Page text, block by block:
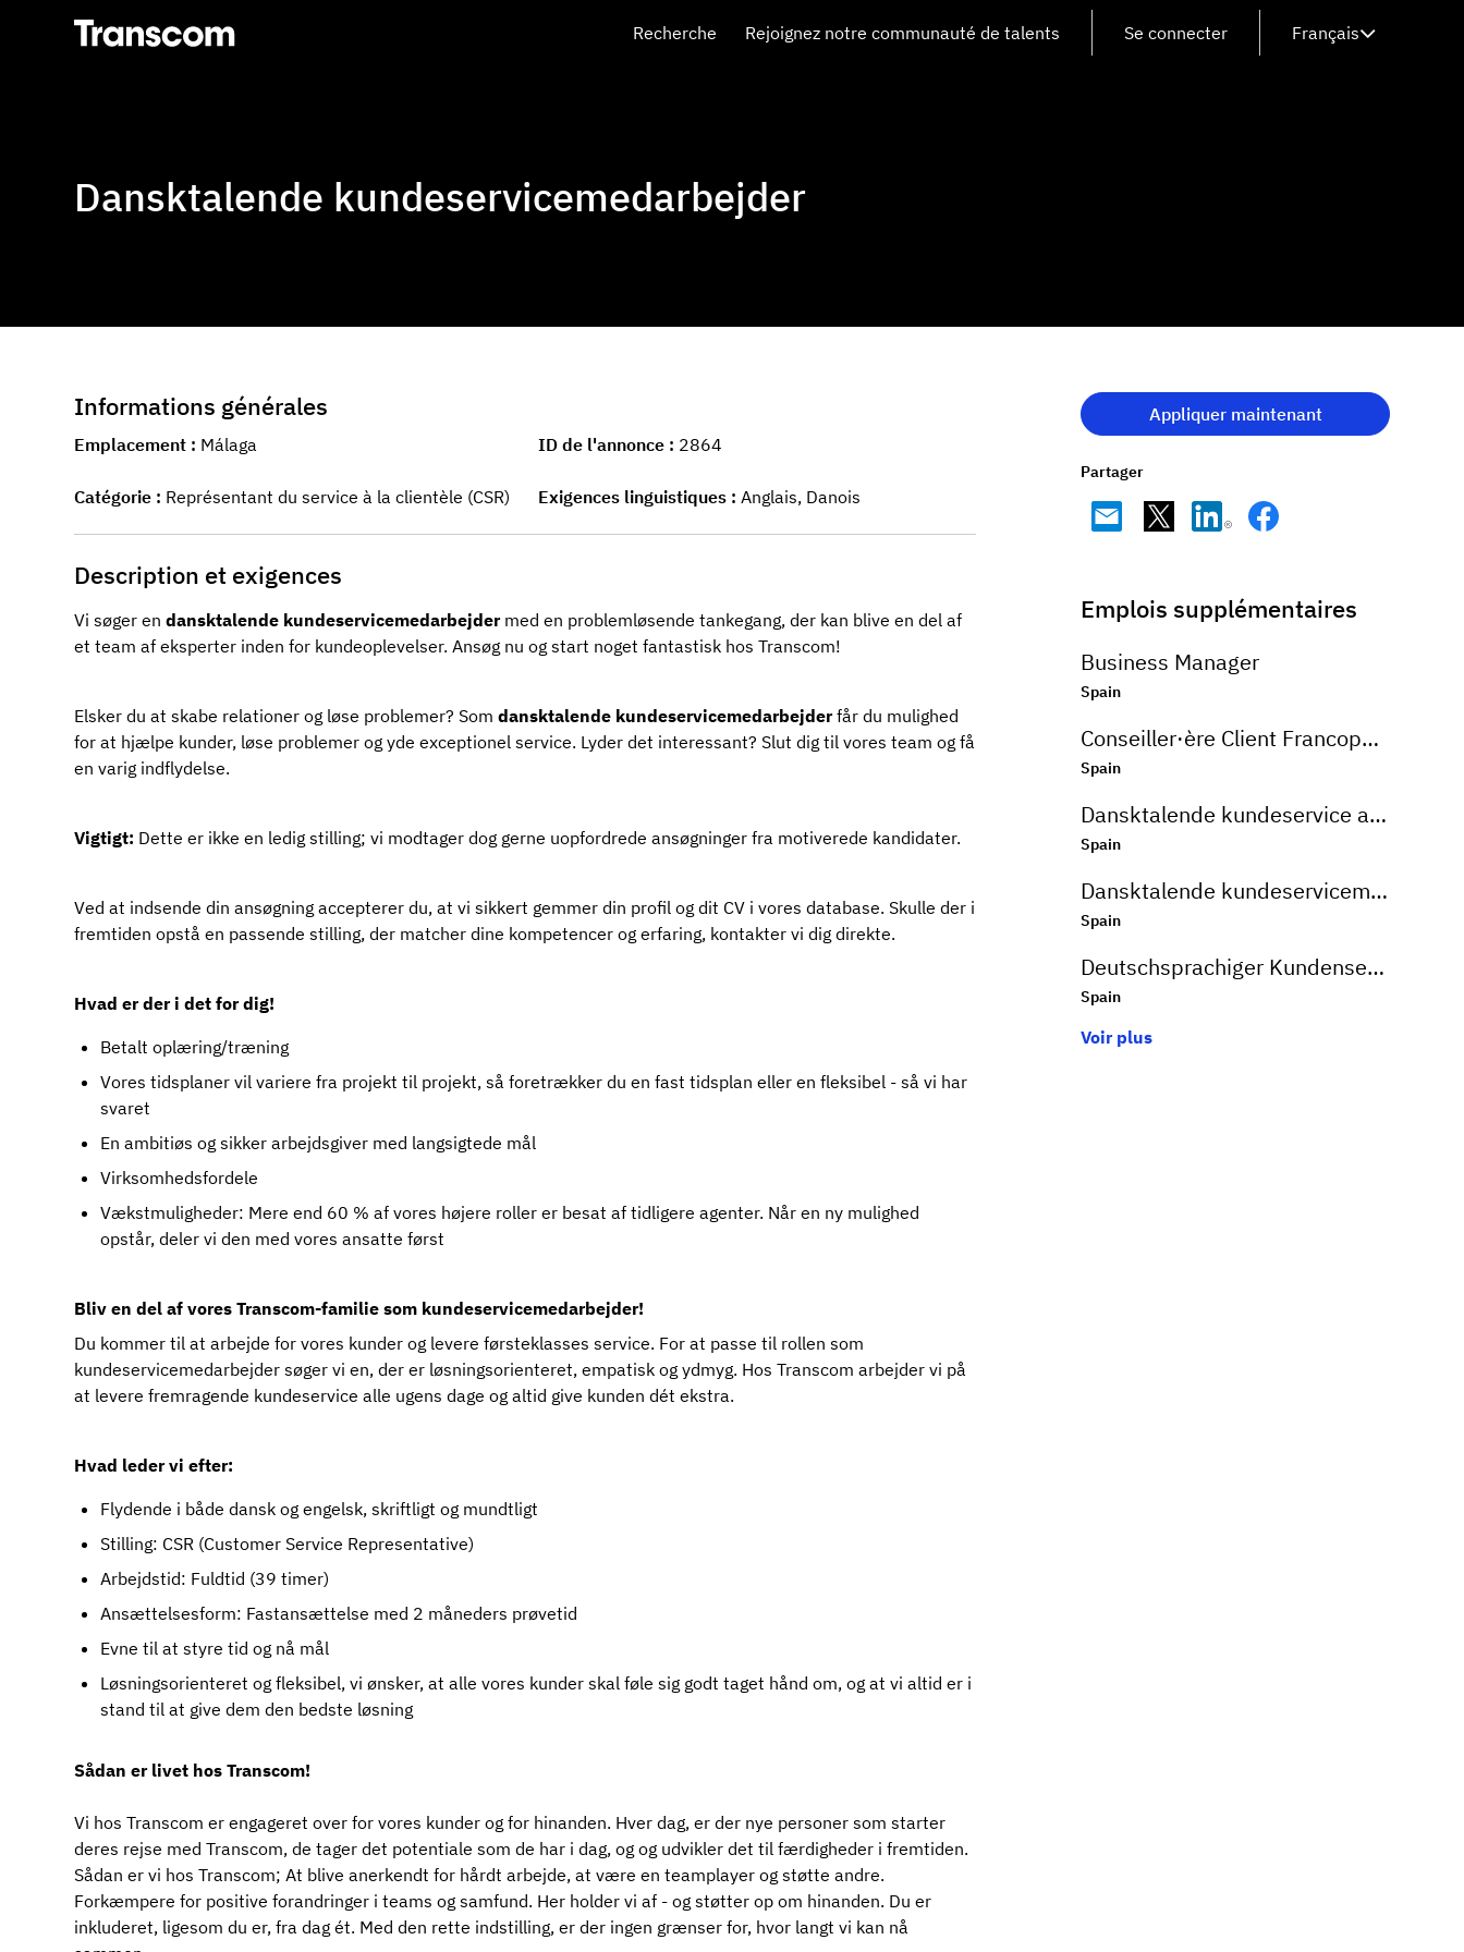
Transcom Recherche Rejoignez notre communauté de talents Se connecter Français
Dansktalende kundeservicemedarbejder
Informations générales
Emplacement Málaga ID de l'annonce 2864
Catégorie Représentant du service à la clientèle (CSR) Exigences linguistiques Anglais, Danois
Description et exigences
Vi søger en dansktalende kundeservicemedarbejdermed en problemløsende tankegang, der kan blive en del af
et team af eksperter inden for kundeoplevelser. Ansøg nu og start noget fantastisk hos Transcom!
Elsker du at skabe relationer og løse problemer? Som dansktalende kundeservicemedarbejderfår du mulighed
for at hjælpe kunder, løse problemer og yde exceptionel service. Lyder det interessant? Slut dig til vores team og få
en varig indflydelse.
Vigtigt: Dette er ikke en ledig stilling; vi modtager dog gerne uopfordrede ansøgninger fra motiverede kandidater.
Ved at indsende din ansøgning accepterer du, at vi sikkert gemmer din profil og dit CV i vores database. Skulle der i
fremtiden opstå en passende stilling, der matcher dine kompetencer og erfaring, kontakter vi dig direkte.
Hvad er der i det for dig!
Betalt oplæring/træning
Vores tidsplaner vil variere fra projekt til projekt, så foretrækker du en fast tidsplan eller en fleksibel - så vi har
svaret
En ambitiøs og sikker arbejdsgiver med langsigtede mål
Virksomhedsfordele
Vækstmuligheder: Mere end 60 % af vores højere roller er besat af tidligere agenter. Når en ny mulighed
opstår, deler vi den med vores ansatte først
Bliv en del af vores Transcom-familie som kundeservicemedarbejder!
Du kommer til at arbejde for vores kunder og levere førsteklasses service. For at passe til rollen som
kundeservicemedarbejder søger vi en, der er løsningsorienteret, empatisk og ydmyg. Hos Transcom arbejder vi på
at levere fremragende kundeservice alle ugens dage og altid give kunden dét ekstra.
Hvad leder vi efter:
Flydende i både dansk og engelsk, skriftligt og mundtligt
Stilling: CSR (Customer Service Representative)
Arbejdstid: Fuldtid (39 timer)
Ansættelsesform: Fastansættelse med 2 måneders prøvetid
Evne til at styre tid og nå mål
Løsningsorienteret og fleksibel, vi ønsker, at alle vores kunder skal føle sig godt taget hånd om, og at vi altid er i
stand til at give dem den bedste løsning
Sådan er livet hos Transcom!
Vi hos Transcom er engageret over for vores kunder og for hinanden. Hver dag, er der nye personer som starter
deres rejse med Transcom, de tager det potentiale som de har i dag, og og udvikler det til færdigheder i fremtiden.
Sådan er vi hos Transcom; At blive anerkendt for hårdt arbejde, at være en teamplayer og støtte andre.
Forkæmpere for positive forandringer i teams og samfund. Her holder vi af - og støtter op om hinanden. Du er
inkluderet, ligesom du er, fra dag ét. Med den rette indstilling, er der ingen grænser for, hvor langt vi kan nå
Appliquer maintenant
Partager
Emplois supplémentaires
Business Manager
Spain
Conseiller·ère Client Francophone en Télétravail (Barcelone)
Spain
Dansktalende kundeservice agent for Nespresso
Spain
Dansktalende kundeservicemedarbejder
Spain
Deutschsprachiger Kundenservice-Mitarbeiter für eine Onlinebank in Alicante
Spain
Voir plus